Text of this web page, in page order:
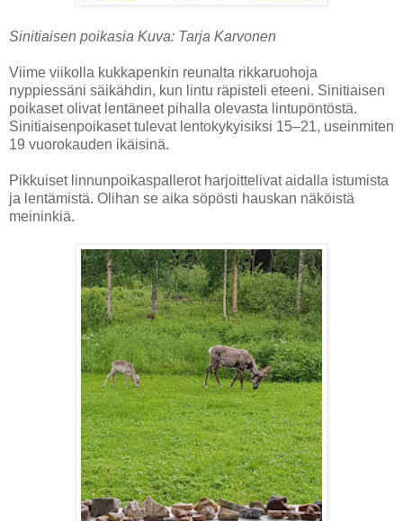
Sinitiaisen poikasia Kuva: Tarja Karvonen
Viime viikolla kukkapenkin reunalta rikkaruohoja
nyppiessäni säikähdin, kun lintu räpisteli eteeni. Sinitiaisen
poikaset olivat lentäneet pihalla olevasta lintupöntöstä.
Sinitiaisenpoikaset tulevat lentokykyisiksi 15–21, useinmiten
19 vuorokauden ikäisinä.
Pikkuiset linnunpoikaspallerot harjoittelivat aidalla istumista
ja lentämistä. Olihan se aika söpösti hauskan näköistä
meininkiä.